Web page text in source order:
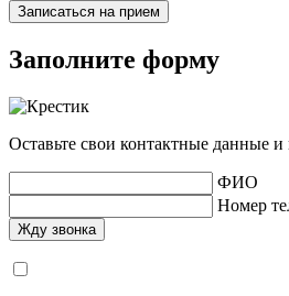
Записаться на прием
Заполните форму
Оставьте свои контактные данные
ФИО
Номер